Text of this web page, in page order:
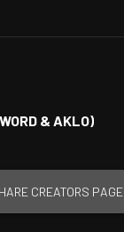
& AKLO)
CREATORS PAGE